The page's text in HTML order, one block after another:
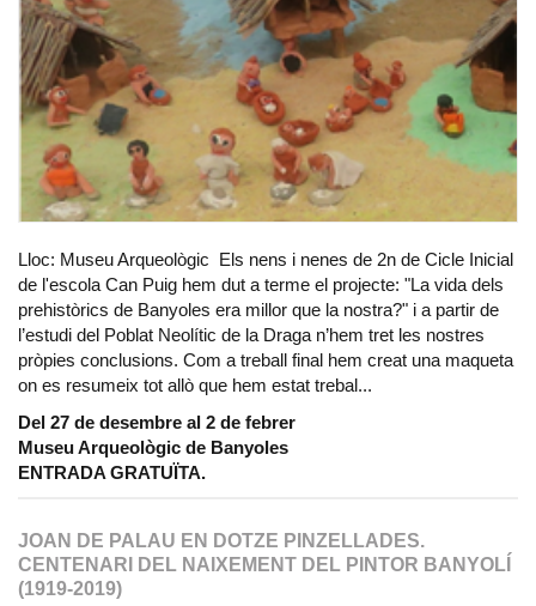
Lloc: Museu Arqueològic Els nens i nenes de 2n de Cicle Inicial
de l'escola Can Puig hem dut a terme el projecte: "La vida dels
prehistòrics de Banyoles era millor que la nostra?" i a partir de
l’estudi del Poblat Neolític de la Draga n’hem tret les nostres
pròpies conclusions. Com a treball final hem creat una maqueta
on es resumeix tot allò que hem estat trebal...
Del 27 de desembre al 2 de febrer
Museu Arqueològic de Banyoles
ENTRADA GRATUÏTA.
JOAN DE PALAU EN DOTZE PINZELLADES.
CENTENARI DEL NAIXEMENT DEL PINTOR BANYOLÍ
(1919-2019)